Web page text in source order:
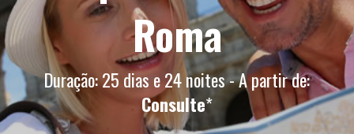
Roma
Duração: 25 dias e 24 noites - A partir de:
Consulte*